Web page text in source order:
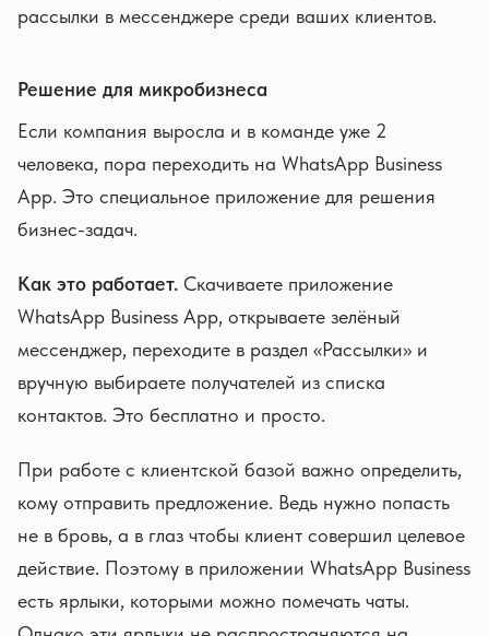
рассылки в мессенджере среди ваших клиентов.
Решение для микробизнеса
Если компания выросла и в команде уже 2
человека, пора переходить на WhatsApp Business
App. Это специальное приложение для решения
бизнес-задач.
Как это работает. Скачиваете приложение
WhatsApp Business App, открываете зелёный
мессенджер, переходите в раздел «Рассылки» и
вручную выбираете получателей из списка
контактов. Это бесплатно и просто.
При работе с клиентской базой важно определить,
кому отправить предложение. Ведь нужно попасть
не в бровь, а в глаз чтобы клиент совершил целевое
действие. Поэтому в приложении WhatsApp Business
есть ярлыки, которыми можно помечать чаты.